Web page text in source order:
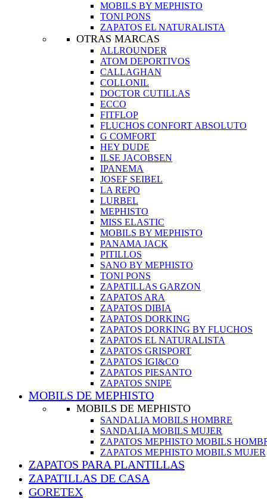
MOBILS BY MEPHISTO
TONI PONS
ZAPATOS EL NATURALISTA
OTRAS MARCAS
ALLROUNDER
ATOM DEPORTIVOS
CALLAGHAN
COLLONIL
DOCTOR CUTILLAS
ECCO
FITFLOP
FLUCHOS CONFORT ABSOLUTO
G COMFORT
HEY DUDE
ILSE JACOBSEN
IPANEMA
JOSEF SEIBEL
LA REPO
LURBEL
MEPHISTO
MISS ELASTIC
MOBILS BY MEPHISTO
PANAMA JACK
PITILLOS
SANO BY MEPHISTO
TONI PONS
ZAPATILLAS GARZON
ZAPATOS ARA
ZAPATOS DIBIA
ZAPATOS DORKING
ZAPATOS DORKING BY FLUCHOS
ZAPATOS EL NATURALISTA
ZAPATOS GRISPORT
ZAPATOS IGI&CO
ZAPATOS PIESANTO
ZAPATOS SNIPE
MOBILS DE MEPHISTO
MOBILS DE MEPHISTO
SANDALIA MOBILS HOMBRE
SANDALIA MOBILS MUJER
ZAPATOS MEPHISTO MOBILS
ZAPATOS MEPHISTO MOBILS MUJER
ZAPATOS PARA PLANTILLAS
ZAPATILLAS DE CASA
GORETEX